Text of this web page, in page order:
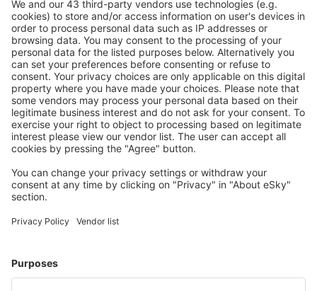
Scarica la nostra appe programma
comodamente i tuoi viaggi
Pianifica il tuo viaggio
Voli
City Break
Volo+Hotel